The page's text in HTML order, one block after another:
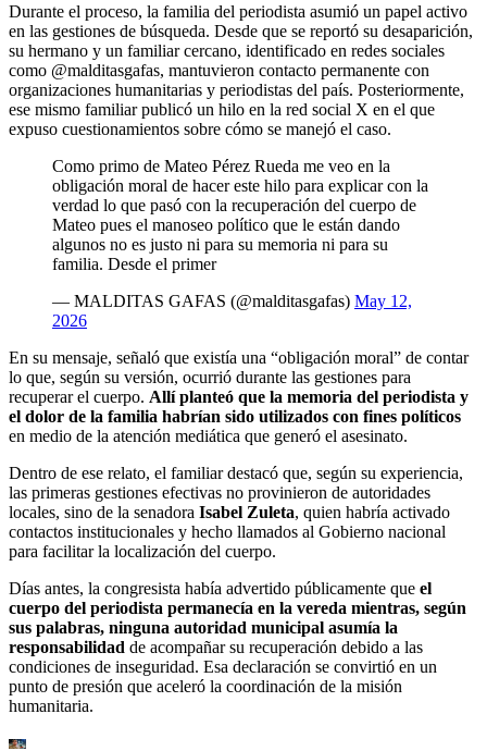
Durante el proceso, la familia del periodista asumió un papel activo
en las gestiones de búsqueda. Desde que se reportó su desaparición,
su hermano y un familiar cercano, identificado en redes sociales
como @malditasgafas, mantuvieron contacto permanente con
organizaciones humanitarias y periodistas del país. Posteriormente,
ese mismo familiar publicó un hilo en la red social X en el que
expuso cuestionamientos sobre cómo se manejó el caso.
Como primo de Mateo Pérez Rueda me veo en la
obligación moral de hacer este hilo para explicar con la
verdad lo que pasó con la recuperación del cuerpo de
Mateo pues el manoseo político que le están dando
algunos no es justo ni para su memoria ni para su
familia. Desde el primer
— MALDITAS GAFAS (@malditasgafas) May 12,
2026
En su mensaje, señaló que existía una “obligación moral” de contar
lo que, según su versión, ocurrió durante las gestiones para
recuperar el cuerpo. Allí planteó que la memoria del periodista y
el dolor de la familia habrían sido utilizados con fines políticos
en medio de la atención mediática que generó el asesinato.
Dentro de ese relato, el familiar destacó que, según su experiencia,
las primeras gestiones efectivas no provinieron de autoridades
locales, sino de la senadora Isabel Zuleta, quien habría activado
contactos institucionales y hecho llamados al Gobierno nacional
para facilitar la localización del cuerpo.
Días antes, la congresista había advertido públicamente que el
cuerpo del periodista permanecía en la vereda mientras, según
sus palabras, ninguna autoridad municipal asumía la
responsabilidad de acompañar su recuperación debido a las
condiciones de inseguridad. Esa declaración se convirtió en un
punto de presión que aceleró la coordinación de la misión
humanitaria.